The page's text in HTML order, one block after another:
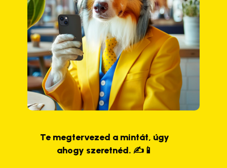
Te megtervezed a mintát, úgy
ahogy szeretnéd. ✍️📱